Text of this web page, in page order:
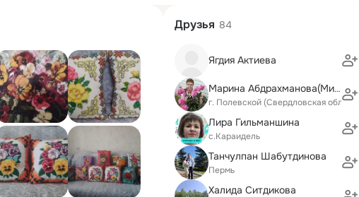
Друзья 84
Ягдия Актиева
Марина Абдрахманова(Минкаева)
г. Полевской (Свердловская область)
Лира Гильманшина
с.Караидель
Танчулпан Шабутдинова
Пермь
Халида Ситдикова